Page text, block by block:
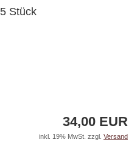
5 Stück
34,00 EUR
inkl. 19% MwSt. zzgl. Versand